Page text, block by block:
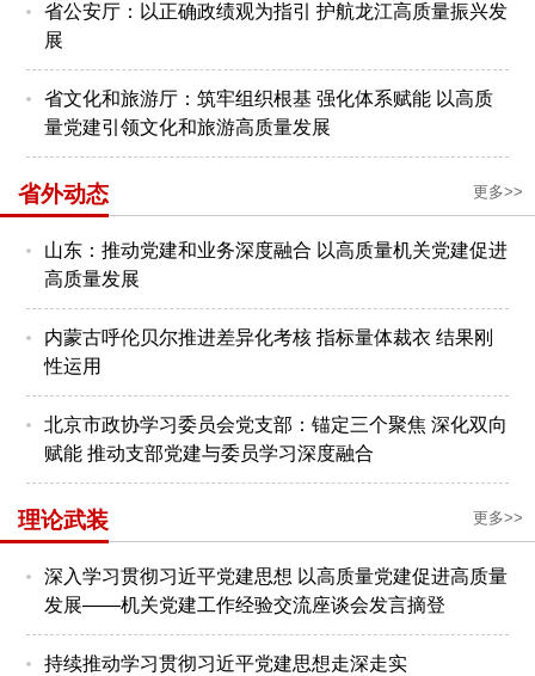
省公安厅：以正确政绩观为指引 护航龙江高质量振兴发
展
省文化和旅游厅：筑牢组织根基 强化体系赋能 以高质
量党建引领文化和旅游高质量发展
省外动态 更多>>
山东：推动党建和业务深度融合 以高质量机关党建促进
高质量发展
内蒙古呼伦贝尔推进差异化考核 指标量体裁衣 结果刚
性运用
北京市政协学习委员会党支部：锚定三个聚焦 深化双向
赋能 推动支部党建与委员学习深度融合
理论武装 更多>>
深入学习贯彻习近平党建思想 以高质量党建促进高质量
发展——机关党建工作经验交流座谈会发言摘登
持续推动学习贯彻习近平党建思想走深走实